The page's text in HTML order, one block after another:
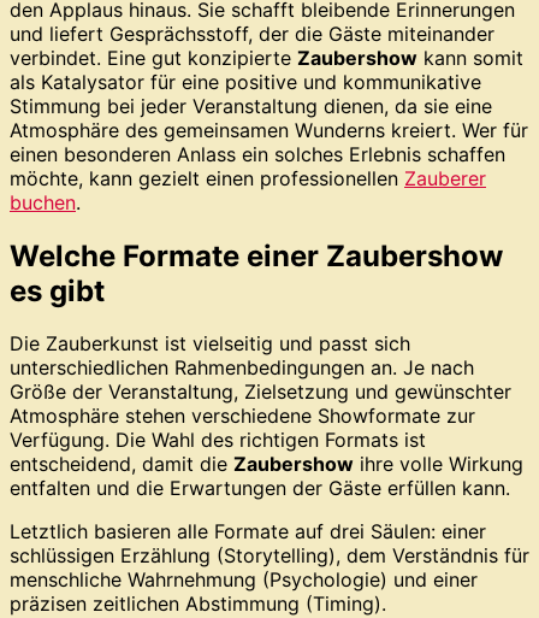
den Applaus hinaus. Sie schafft bleibende Erinnerungen
und liefert Gesprächsstoff, der die Gäste miteinander
verbindet. Eine gut konzipierte Zaubershow kann somit
als Katalysator für eine positive und kommunikative
Stimmung bei jeder Veranstaltung dienen, da sie eine
Atmosphäre des gemeinsamen Wunderns kreiert. Wer für
einen besonderen Anlass ein solches Erlebnis schaffen
möchte, kann gezielt einen professionellen Zauberer
buchen.
Welche Formate einer Zaubershow
es gibt
Die Zauberkunst ist vielseitig und passt sich
unterschiedlichen Rahmenbedingungen an. Je nach
Größe der Veranstaltung, Zielsetzung und gewünschter
Atmosphäre stehen verschiedene Showformate zur
Verfügung. Die Wahl des richtigen Formats ist
entscheidend, damit die Zaubershow ihre volle Wirkung
entfalten und die Erwartungen der Gäste erfüllen kann.
Letztlich basieren alle Formate auf drei Säulen: einer
schlüssigen Erzählung (Storytelling), dem Verständnis für
menschliche Wahrnehmung (Psychologie) und einer
präzisen zeitlichen Abstimmung (Timing).